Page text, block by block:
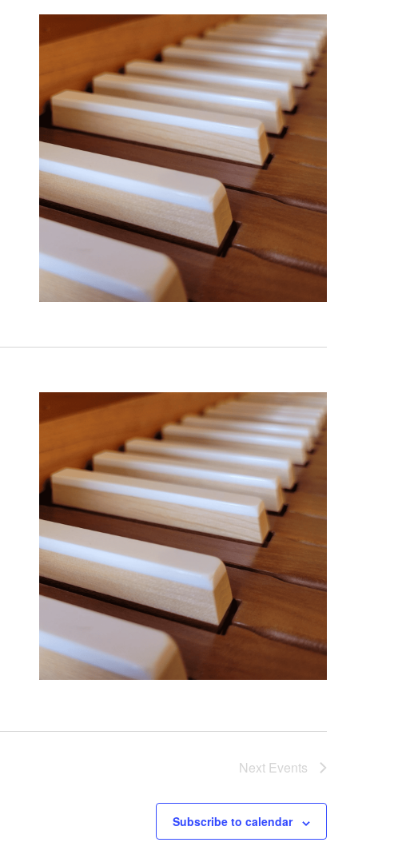
Next Events
Subscribe to calendar